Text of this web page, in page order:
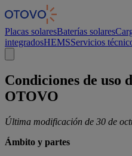
Placas solaresBaterías solares
integradosHEMSServicios
Condiciones de uso
OTOVO
Última modificación de 30 de
Ámbito y partes
Panel de gestión de cookies